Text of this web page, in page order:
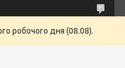
робочого дня (08.08).